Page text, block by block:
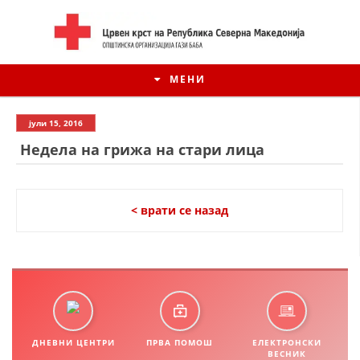
МЕНИ
ИСТОРИЈАТ НА ЦКРСМ
ИСТОРИЈАТ НА ДВИЖЕЊЕТО
јули 15, 2016
Недела на грижа на стари лица
< врати се назад
ДНЕВНИ ЦЕНТРИ ПРВА ПОМОШ
ЕЛЕКТРОНСКИ
ВЕСНИК